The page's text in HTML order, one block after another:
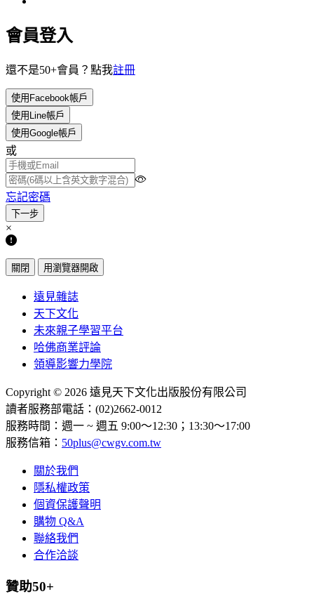
會員登入
還不是50+會員？點我註冊
使用Facebook帳戶
使用Line帳戶
使用Google帳戶
或
忘記密碼
×
關閉 用瀏覽器開啟
遠見雜誌
天下文化
未來親子學習平台
哈佛商業評論
領導影響力學院
Copyright © 2026 遠見天下文化出版股份有限公司
讀者服務部電話：(02)2662-0012
服務時間：週一 ~ 週五 9:00～12:30；13:30～17:00
服務信箱： 50plus@cwgv.com.tw
關於我們
隱私權政策
個資保護聲明
購物 Q&A
聯絡我們
合作洽談
贊助50+